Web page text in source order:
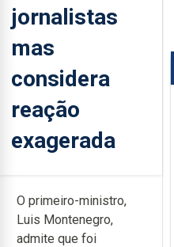
jornalistas
mas
considera
reação
exagerada
O primeiro-ministro,
Luis Montenegro,
admite que foi